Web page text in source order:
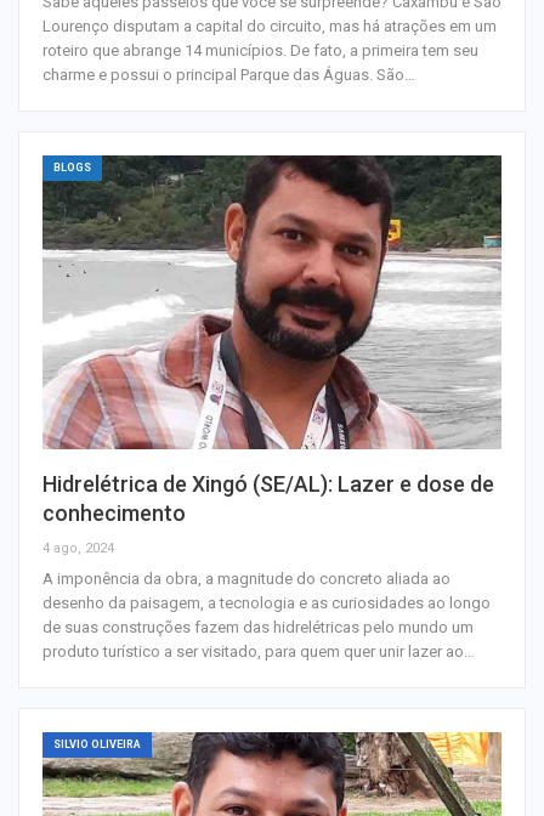
Lourenço disputam a capital do circuito, mas há atrações em um
roteiro que abrange 14 municípios. De fato, a primeira tem seu
charme e possui o principal Parque das Águas. São…
BLOGS
Hidrelétrica de Xingó (SE/AL): Lazer e dose de
conhecimento
4 ago, 2024
A imponência da obra, a magnitude do concreto aliada ao
desenho da paisagem, a tecnologia e as curiosidades ao longo
de suas construções fazem das hidrelétricas pelo mundo um
produto turístico a ser visitado, para quem quer unir lazer ao…
SILVIO OLIVEIRA